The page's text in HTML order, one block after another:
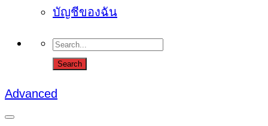
บัญชีของฉัน
Advanced